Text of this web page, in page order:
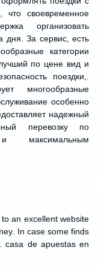
что своевременное
организовать
дня. За сервис, есть
категории
по цене вид и
поездки,.
многообразные
особенно
надежный
перевозку по
максимальным
an excellent website
In case some finds
casa de apuestas en